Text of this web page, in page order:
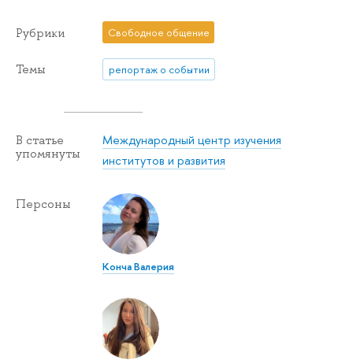
Рубрики Свободное общение
Темы репортаж о событии
В статье
упомянуты
Международный центр изучения
институтов и развития
Персоны
Конча Валерия